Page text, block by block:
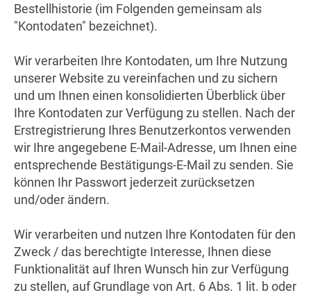
Bestellhistorie (im Folgenden gemeinsam als
"Kontodaten" bezeichnet).
Wir verarbeiten Ihre Kontodaten, um Ihre Nutzung
unserer Website zu vereinfachen und zu sichern
und um Ihnen einen konsolidierten Überblick über
Ihre Kontodaten zur Verfügung zu stellen. Nach der
Erstregistrierung Ihres Benutzerkontos verwenden
wir Ihre angegebene E-Mail-Adresse, um Ihnen eine
entsprechende Bestätigungs-E-Mail zu senden. Sie
können Ihr Passwort jederzeit zurücksetzen
und/oder ändern.
Wir verarbeiten und nutzen Ihre Kontodaten für den
Zweck / das berechtigte Interesse, Ihnen diese
Funktionalität auf Ihren Wunsch hin zur Verfügung
zu stellen, auf Grundlage von Art. 6 Abs. 1 lit. b oder